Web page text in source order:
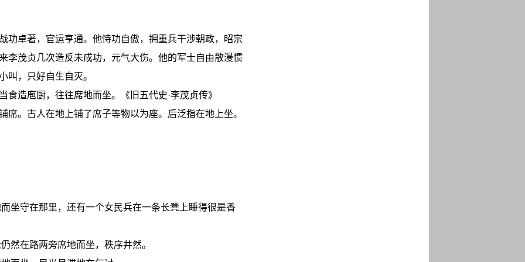
功卓著，官运亨通。他恃功自傲，拥重兵干涉朝政，昭宗
李茂贞几次造反未成功，元气大伤。他的军士自由散漫惯
叫，只好自生自灭。
食造庖厨，往往席地而坐。《旧五代史·李茂贞传》
席。古人在地上铺了席子等物以为座。后泛指在地上坐。
坐守在那里，还有一个女民兵在一条长凳上睡得很是香
然在路两旁席地而坐，秩序井然。